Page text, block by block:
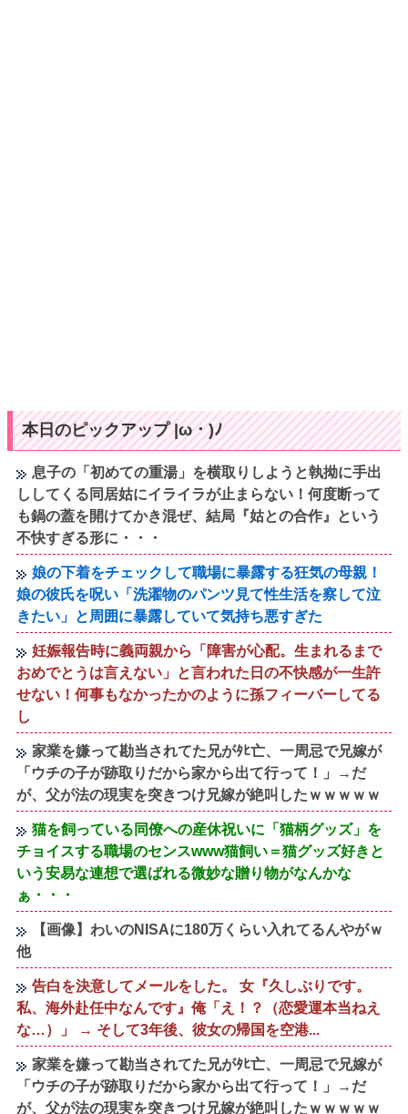
本日のピックアップ |ω・)ﾉ
息子の「初めての重湯」を横取りしようと執拗に手出
ししてくる同居姑にイライラが止まらない！何度断って
も鍋の蓋を開けてかき混ぜ、結局『姑との合作』という
不快すぎる形に・・・
娘の下着をチェックして職場に暴露する狂気の母親！
娘の彼氏を呪い「洗濯物のパンツ見て性生活を察して泣
きたい」と周囲に暴露していて気持ち悪すぎた
妊娠報告時に義両親から「障害が心配。生まれるまで
おめでとうは言えない」と言われた日の不快感が一生許
せない！何事もなかったかのように孫フィーバーしてる
し
家業を嫌って勘当されてた兄がﾀﾋ亡、一周忌で兄嫁が
「ウチの子が跡取りだから家から出て行って！」→だ
が、父が法の現実を突きつけ兄嫁が絶叫したｗｗｗｗｗ
猫を飼っている同僚への産休祝いに「猫柄グッズ」を
チョイスする職場のセンスwww猫飼い＝猫グッズ好きと
いう安易な連想で選ばれる微妙な贈り物がなんかな
ぁ・・・
【画像】わいのNISAに180万くらい入れてるんやがｗ
他
告白を決意してメールをした。 女『久しぶりです。
私、海外赴任中なんです』俺「え！？（恋愛運本当ねえ
な…）」 → そして3年後、彼女の帰国を空港...
家業を嫌って勘当されてた兄がﾀﾋ亡、一周忌で兄嫁が
「ウチの子が跡取りだから家から出て行って！」→だ
が、父が法の現実を突きつけ兄嫁が絶叫したｗｗｗｗｗ